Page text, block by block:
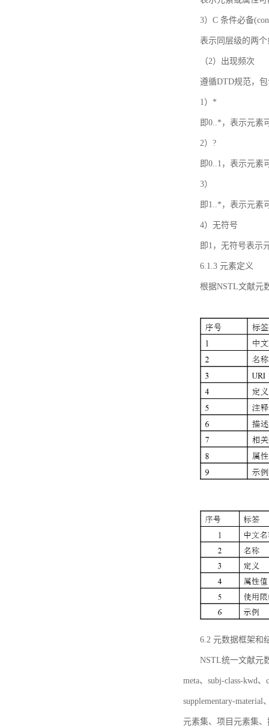
3）C 条件必备
表示同层级的两
（2）出现频次
遵循DTD规范，
1）*
即0..*，表示元素
2）?
即0..1，表示元素
3）
即1..*，表示元素
4）无符号
即1，无符号表示
6.1.3 元素定义
根据NSTL文献元
6.2 元数据框架和
NSTL统一文献元
meta、subj-class-kwd
supplementary-
元素集、项目元素集